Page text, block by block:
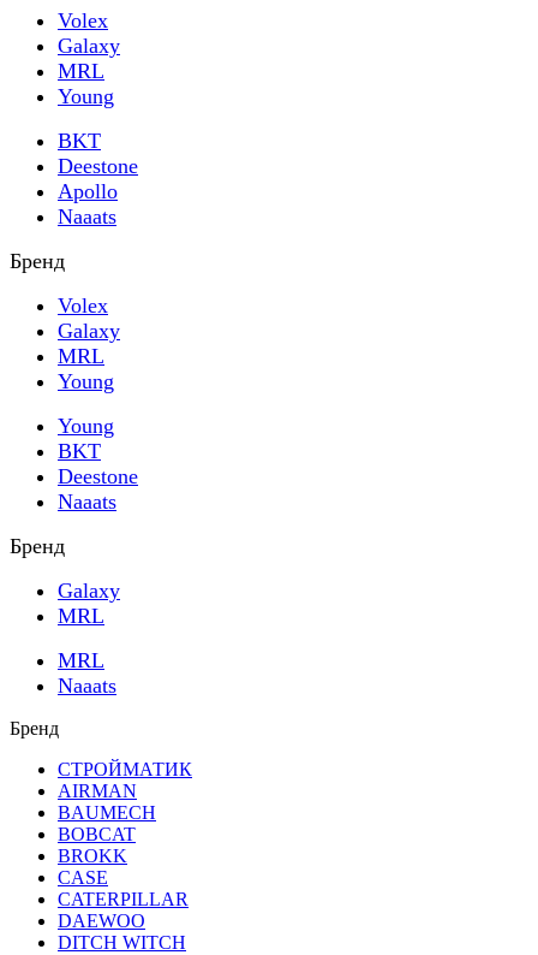
Volex
Galaxy
MRL
Young
BKT
Deestone
Apollo
Naaats
Бренд
Volex
Galaxy
MRL
Young
Young
BKT
Deestone
Naaats
Бренд
Galaxy
MRL
MRL
Naaats
Бренд
СТРОЙМАТИК
AIRMAN
BAUMECH
BOBCAT
BROKK
CASE
CATERPILLAR
DAEWOO
DITCH WITCH